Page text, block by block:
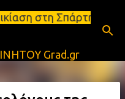
περιεχόμενο
Ενοικιάσεις
Grad.gr